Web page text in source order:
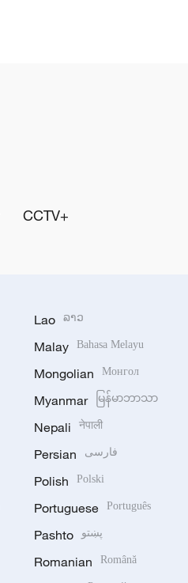
CCTV+
Lao ລາວ
Malay Bahasa Melayu
Mongolian Монгол
Myanmar မြန်မာဘာသာ
Nepali नेपाली
Persian فارسی
Polish Polski
Portuguese Português
Pashto پښتو
Romanian Română